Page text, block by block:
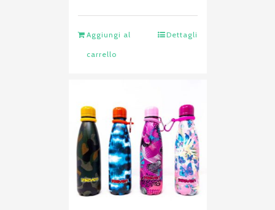
Aggiungi al
carrello
Dettagli